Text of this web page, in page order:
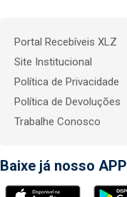
Portal Recebíveis XLZ
Site Institucional
Política de Privacidade
Política de Devoluções
Trabalhe Conosco
Baixe já nosso APP